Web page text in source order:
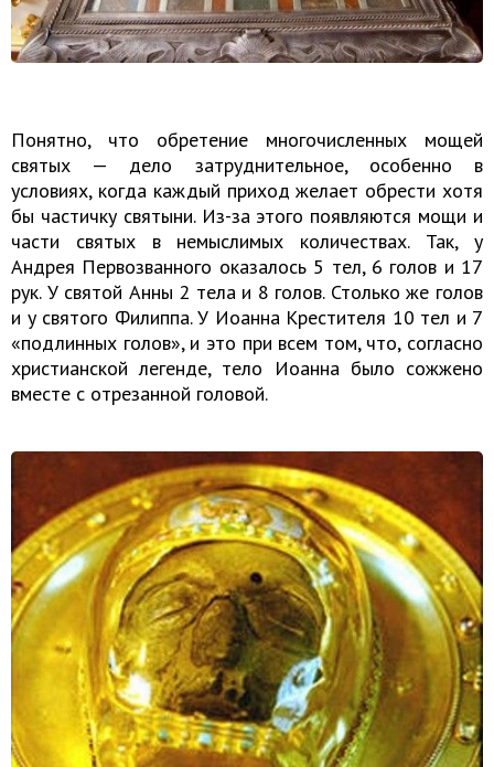
Понятно, что обретение многочисленных мощей
святых — дело затруднительное, особенно в
условиях, когда каждый приход желает обрести хотя
бы частичку святыни. Из-за этого появляются мощи и
части святых в немыслимых количествах. Так, у
Андрея Первозванного оказалось 5 тел, 6 голов и 17
рук. У святой Анны 2 тела и 8 голов. Столько же голов
и у святого Филиппа. У Иоанна Крестителя 10 тел и 7
«подлинных голов», и это при всем том, что, согласно
христианской легенде, тело Иоанна было сожжено
вместе с отрезанной головой.